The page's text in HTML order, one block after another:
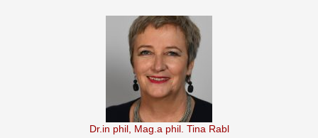
Dr.in phil, Mag.a phil. Tina Rabl